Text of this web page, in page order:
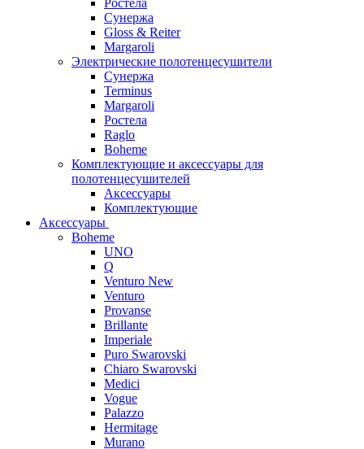
Ростела
Сунержа
Gloss & Reiter
Margaroli
Электрические полотенцесушители
Сунержа
Terminus
Margaroli
Ростела
Raglo
Boheme
Комплектующие и аксессуары для
полотенцесушителей
Аксессуары
Комплектующие
Аксессуары
Boheme
UNO
Q
Venturo New
Venturo
Provanse
Brillante
Imperiale
Puro Swarovski
Chiaro Swarovski
Medici
Vogue
Palazzo
Hermitage
Murano